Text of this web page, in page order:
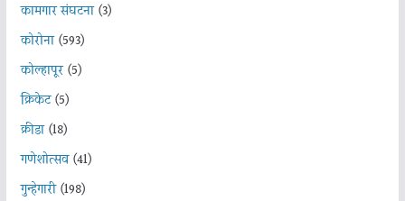
कामगार संघटना(3)
कोरोना(593)
कोल्हापूर(5)
क्रिकेट(5)
क्रीडा(18)
गणेशोत्सव(41)
गुन्हेगारी(198)